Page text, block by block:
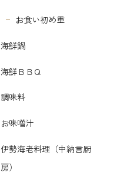
お食い初め重
海鮮鍋
海鮮ＢＢＱ
調味料
お味噌汁
伊勢海老料理（中納言厨
房）